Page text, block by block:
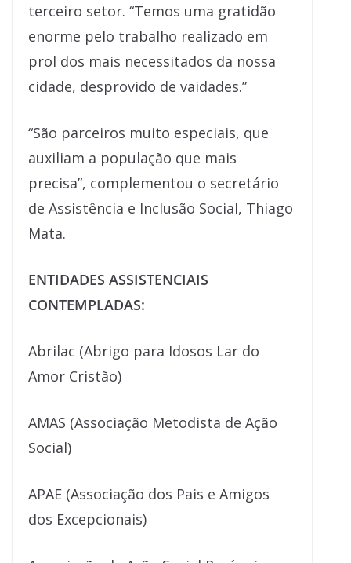
terceiro setor. “Temos uma gratidão
enorme pelo trabalho realizado em
prol dos mais necessitados da nossa
cidade, desprovido de vaidades.”
“São parceiros muito especiais, que
auxiliam a população que mais
precisa”, complementou o secretário
de Assistência e Inclusão Social, Thiago
Mata.
ENTIDADES ASSISTENCIAIS
CONTEMPLADAS:
Abrilac (Abrigo para Idosos Lar do
Amor Cristão)
AMAS (Associação Metodista de Ação
Social)
APAE (Associação dos Pais e Amigos
dos Excepcionais)